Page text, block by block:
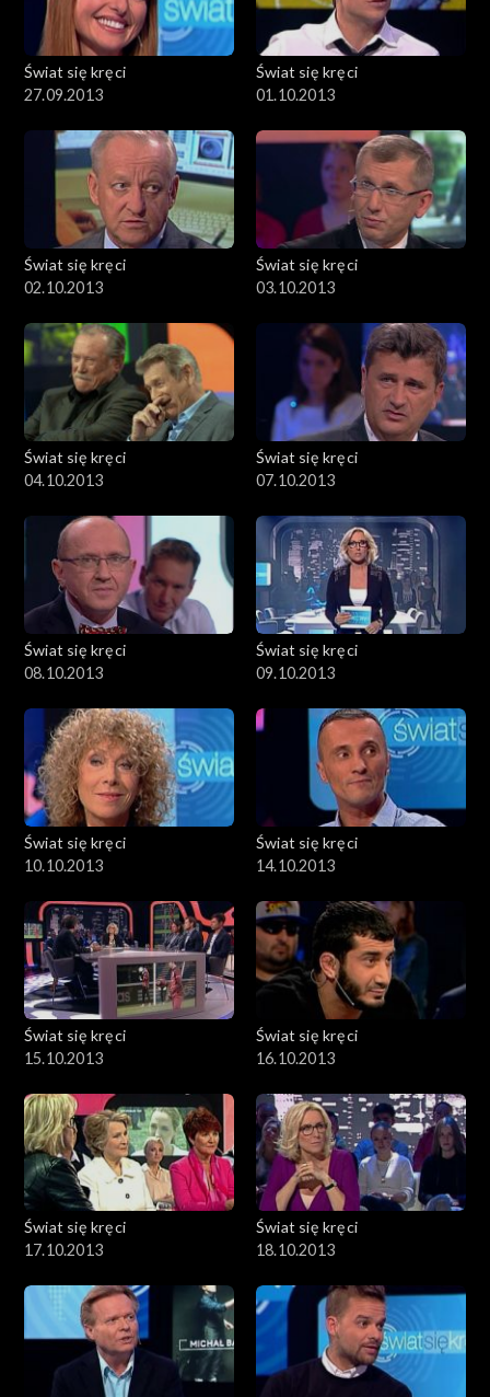
Świat się kręci
27.09.2013
Świat się kręci
01.10.2013
Świat się kręci
02.10.2013
Świat się kręci
03.10.2013
Świat się kręci
04.10.2013
Świat się kręci
07.10.2013
Świat się kręci
08.10.2013
Świat się kręci
09.10.2013
Świat się kręci
10.10.2013
Świat się kręci
14.10.2013
Świat się kręci
15.10.2013
Świat się kręci
16.10.2013
Świat się kręci
17.10.2013
Świat się kręci
18.10.2013